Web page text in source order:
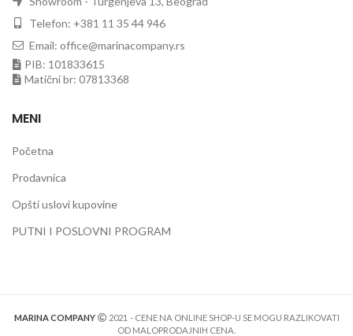
Telefon: +381 11 35 44 946
Email: office@marinacompany.rs
PIB: 101833615
Matični br: 07813368
MENI
Početna
Prodavnica
Opšti uslovi kupovine
PUTNI I POSLOVNI PROGRAM
MARINA COMPANY 2021 - CENE NA ONLINE SHOP-U SE MOGU RAZLIKOVATI
OD MALOPRODAJNIH CENA.